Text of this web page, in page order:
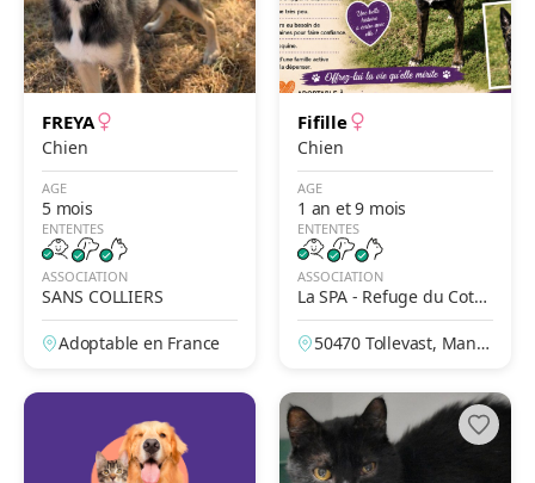
FREYA
Chien
AGE
5 mois
ENTENTES
ASSOCIATION
SANS COLLIERS
Adoptable en France
Fifille
Chien
AGE
1 an et 9 mois
ENTENTES
ASSOCIATION
La SPA - Refuge du Cote
ntin – Cherbourg
50470 Tollevast, Manc